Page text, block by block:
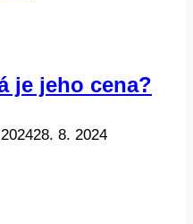
je jeho cena?
28. 8. 2024